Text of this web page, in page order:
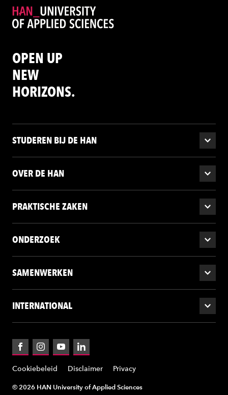
OPEN UP
NEW
HORIZONS.
STUDEREN BIJ DE HAN
OVER DE HAN
PRAKTISCHE ZAKEN
ONDERZOEK
SAMENWERKEN
INTERNATIONAL
FacebookInstagramYouTubeLinkedIn
Cookiebeleid Disclaimer Privacy
© 2026 HAN University of Applied Sciences